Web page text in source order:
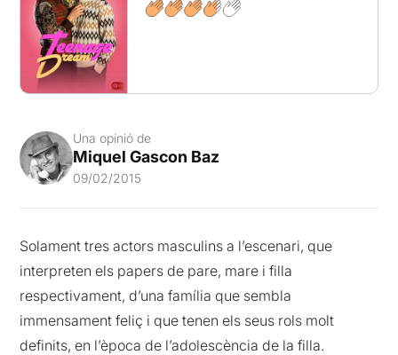
Una opinió de
Miquel Gascon Baz
09/02/2015
Solament tres actors masculins a l’escenari, que
interpreten els papers de pare, mare i filla
respectivament, d’una família que sembla
immensament feliç i que tenen els seus rols molt
definits, en l’època de l’adolescència de la filla.